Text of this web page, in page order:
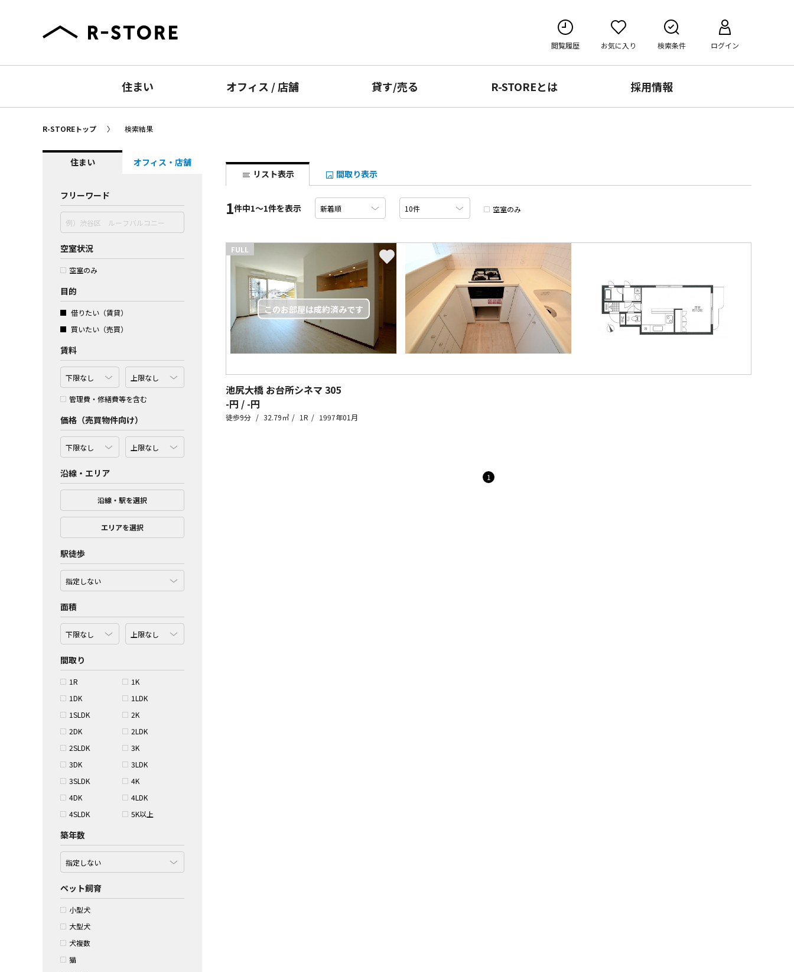
閲覧履歴 お気に入り 検索条件 ログイン
住まい オフィス /店舗 貸す/売る R-STOREとは 採用情報
R-STOREトップ 検索結果
住まい オフィス・店舗
フリーワード
空室状況
空室のみ
目的
借りたい（賃貸）
買いたい（売買）
賃料
管理費・修繕費等を含む
価格（売買物件向け）
沿線・エリア
沿線・駅を選択
エリアを選択
駅徒歩
面積
間取り
1R
1K
1DK
1LDK
1SLDK
2K
2DK
2LDK
2SLDK
3K
3DK
3LDK
3SLDK
4K
4DK
4LDK
4SLDK
5K以上
築年数
ペット飼育
小型犬
大型犬
犬複数
猫
リスト表示 間取り表示
1件中1〜1件を表示 空室のみ
FULL
池尻大橋 お台所シネマ 305
-円 / -円
徒歩9分 32.79㎡ 1R 1997年01月
1